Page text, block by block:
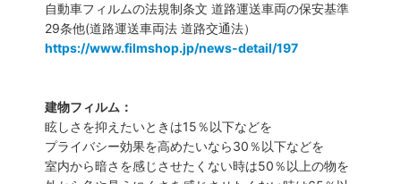
自動車フィルムの法規制条文 道路運送車両の保安基準
29条他(道路運送車両法 道路交通法）
https://www.filmshop.jp/news-detail/197
建物フィルム：
眩しさを抑えたいときは15％以下などを
プライバシー効果を高めたいなら30％以下などを
室内から暗さを感じさせたくない時は50％以上の物を